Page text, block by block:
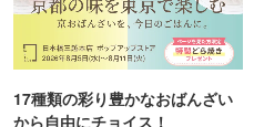
17種類の彩り豊かなおばんざい
から自由にチョイス！